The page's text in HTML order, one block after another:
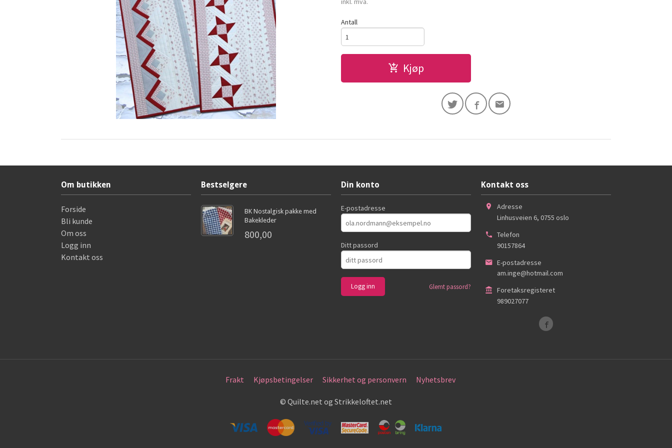
Antall
Kjøp
Om butikken
Forside
Bli kunde
Om oss
Logg inn
Kontakt oss
Bestselgere
BK Nostalgisk pakke med
Bakekleder
800,00
Din konto
E-postadresse
Ditt passord
Glemt passord?
Kontakt oss
Adresse
Linhusveien 6, 0755 oslo
Telefon
90157864
E-postadresse
am.inge@hotmail.com
Foretaksregisteret
989027077
Frakt Kjøpsbetingelser Sikkerhet og personvern Nyhetsbrev
© Quilte.net og Strikkeloftet.net